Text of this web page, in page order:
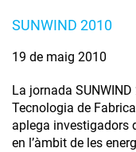
SUNWIND 2010
19 de maig 2010
La jornada
Tecnologia de
aplega investigadors
en l’àmbit de les